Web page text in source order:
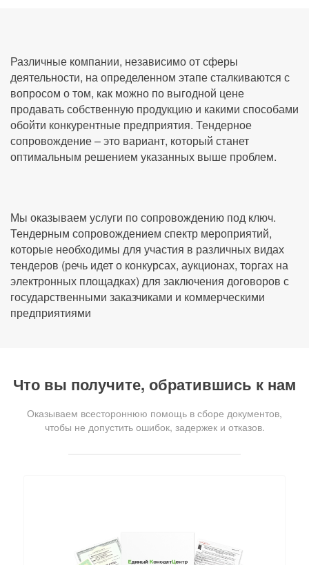
Различные компании, независимо от сферы
деятельности, на определенном этапе сталкиваются с
вопросом о том, как можно по выгодной цене
продавать собственную продукцию и какими способами
обойти конкурентные предприятия. Тендерное
сопровождение – это вариант, который станет
оптимальным решением указанных выше проблем.
Мы оказываем услуги по сопровождению под ключ.
Тендерным сопровождением спектр мероприятий,
которые необходимы для участия в различных видах
тендеров (речь идет о конкурсах, аукционах, торгах на
электронных площадках) для заключения договоров с
государственными заказчиками и коммерческими
предприятиями
Что вы получите, обратившись к нам
Оказываем всестороннюю помощь в сборе документов,
чтобы не допустить ошибок, задержек и отказов.